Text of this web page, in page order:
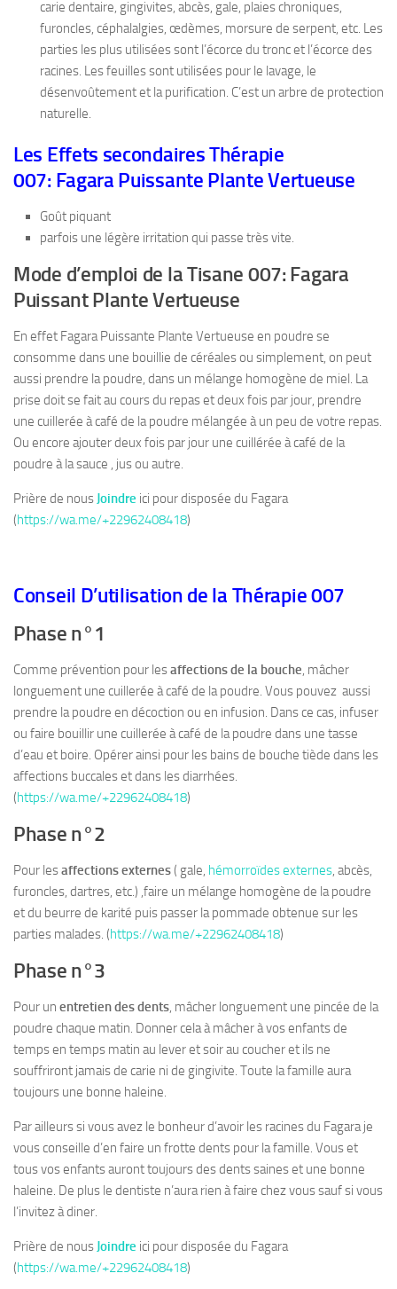
carie dentaire, gingivites, abcès, gale, plaies chroniques,
furoncles, céphalalgies, œdèmes, morsure de serpent, etc. Les
parties les plus utilisées sont l’écorce du tronc et l’écorce des
racines. Les feuilles sont utilisées pour le lavage, le
désenvoûtement et la purification. C’est un arbre de protection
naturelle.
Les Effets secondaires Thérapie
007: Fagara Puissante Plante Vertueuse
Goût piquant
parfois une légère irritation qui passe très vite.
Mode d’emploi de la Tisane 007: Fagara
Puissant Plante Vertueuse
En effet Fagara Puissante Plante Vertueuse en poudre se
consomme dans une bouillie de céréales ou simplement, on peut
aussi prendre la poudre, dans un mélange homogène de miel. La
prise doit se fait au cours du repas et deux fois par jour, prendre
une cuillerée à café de la poudre mélangée à un peu de votre repas.
Ou encore ajouter deux fois par jour une cuillérée à café de la
poudre à la sauce , jus ou autre.
Prière de nous Joindre ici pour disposée du Fagara
(https://wa.me/+22962408418)
Conseil D’utilisation de la Thérapie 007
Phase n°1
Comme prévention pour lesaffections de la bouche, mâcher
longuement une cuillerée à café de la poudre. Vous pouvez aussi
prendre la poudre en décoction ou en infusion. Dans ce cas, infuser
ou faire bouillir une cuillerée à café de la poudre dans une tasse
d’eau et boire. Opérer ainsi pour les bains de bouche tiède dans les
affections buccales et dans les diarrhées.
(https://wa.me/+22962408418)
Phase n°2
Pour lesaffections externes( gale, hémorroïdes externes, abcès,
furoncles, dartres, etc.) ,faire un mélange homogène de la poudre
et du beurre de karité puis passer la pommade obtenue sur les
parties malades. (https://wa.me/+22962408418)
Phase n°3
Pour un entretien des dents, mâcher longuement une pincée de la
poudre chaque matin. Donner cela à mâcher à vos enfants de
temps en temps matin au lever et soir au coucher et ils ne
souffriront jamais de carie ni de gingivite. Toute la famille aura
toujours une bonne haleine.
Par ailleurs si vous avez le bonheur d’avoir les racines du Fagara je
vous conseille d’en faire un frotte dents pour la famille. Vous et
tous vos enfants auront toujours des dents saines et une bonne
haleine. De plus le dentiste n’aura rien à faire chez vous sauf si vous
l’invitez à diner.
Prière de nous Joindre ici pour disposée du Fagara
(https://wa.me/+22962408418)